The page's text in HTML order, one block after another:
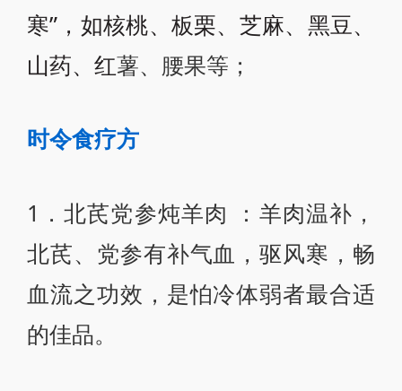
寒”，如核桃、板栗、芝麻、黑豆、
山药、红薯、腰果等；
时令食疗方
1．北芪党参炖羊肉 ：羊肉温补，
北芪、党参有补气血，驱风寒，畅
血流之功效，是怕冷体弱者最合适
的佳品。